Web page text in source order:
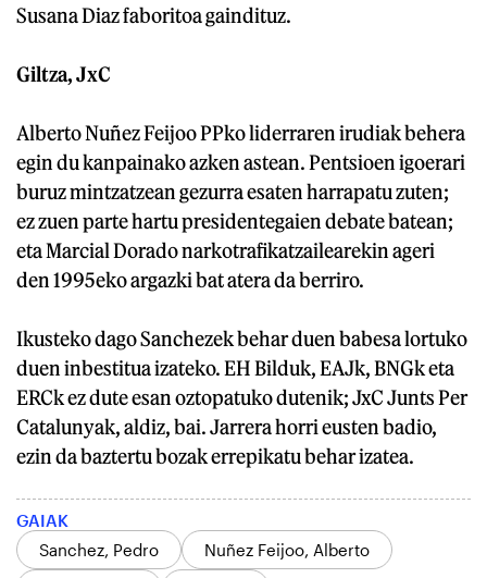
Susana Diaz faboritoa gaindituz.
Giltza, JxC
Alberto Nuñez Feijoo PPko liderraren irudiak behera
egin du kanpainako azken astean. Pentsioen igoerari
buruz mintzatzean gezurra esaten harrapatu zuten;
ez zuen parte hartu presidentegaien debate batean;
eta Marcial Dorado narkotrafikatzailearekin ageri
den 1995eko argazki bat atera da berriro.
Ikusteko dago Sanchezek behar duen babesa lortuko
duen inbestitua izateko. EH Bilduk, EAJk, BNGk eta
ERCk ez dute esan oztopatuko dutenik; JxC Junts Per
Catalunyak, aldiz, bai. Jarrera horri eusten badio,
ezin da baztertu bozak errepikatu behar izatea.
GAIAK
Sanchez, Pedro
Nuñez Feijoo, Alberto